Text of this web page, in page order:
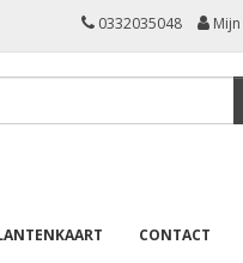
0332035048
CONTACT